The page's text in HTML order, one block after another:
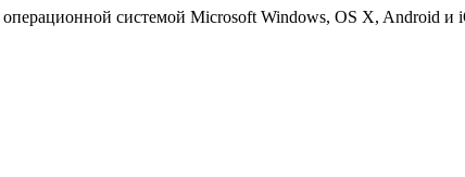
системой Microsoft Windows, OS X, Android и